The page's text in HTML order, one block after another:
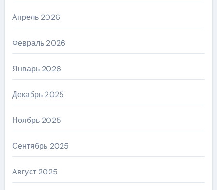
Апрель 2026
Февраль 2026
Январь 2026
Декабрь 2025
Ноябрь 2025
Сентябрь 2025
Август 2025